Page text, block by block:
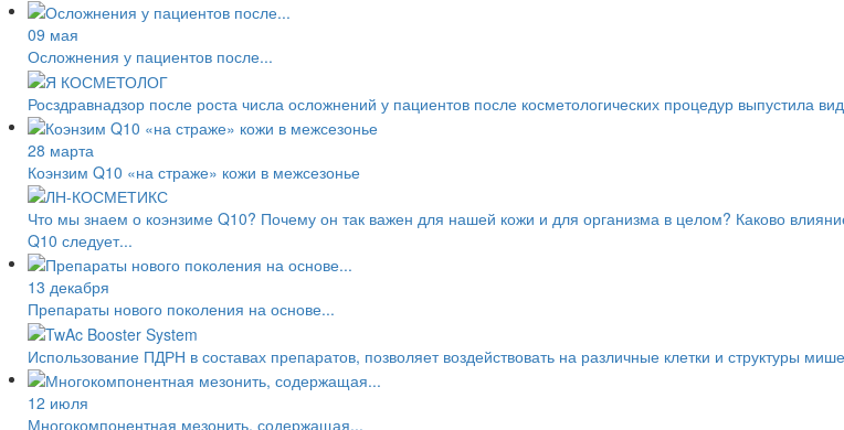
09 мая
Осложнения у пациентов после...
Росздравнадзор после роста числа осложнений у пациентов после косметологических процедур выпустила
28 марта
Коэнзим Q10 «на страже» кожи в межсезонье
Что мы знаем о коэнзиме Q10? Почему он так важен для нашей кожи и для организма в целом? Каково
Q10 следует...
13 декабря
Препараты нового поколения на основе...
Использование ПДРН в составах препаратов, позволяет воздействовать на различные клетки и структуры
12 июля
Многокомпонентная мезонить, содержащая...